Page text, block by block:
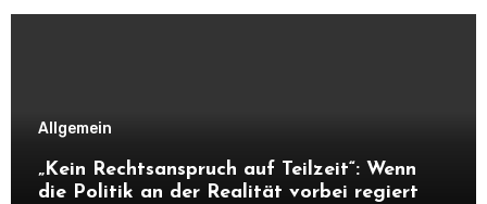
Allgemein
„Kein Rechtsanspruch auf Teilzeit“: Wenn
die Politik an der Realität vorbei regiert